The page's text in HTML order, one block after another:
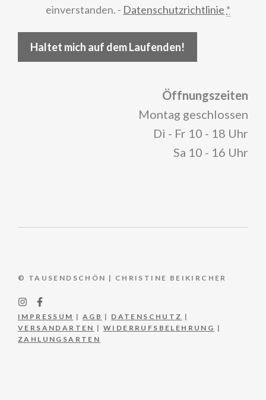
einverstanden. - Datenschutzrichtlinie *
Haltet mich auf dem Laufenden!
Öffnungszeiten
Montag geschlossen
Di - Fr 10 - 18 Uhr
Sa 10 - 16 Uhr
© TAUSENDSCHÖN | CHRISTINE BEIKIRCHER
IMPRESSUM | AGB | DATENSCHUTZ |
VERSANDARTEN |WIDERRUFSBELEHRUNG |
ZAHLUNGSARTEN